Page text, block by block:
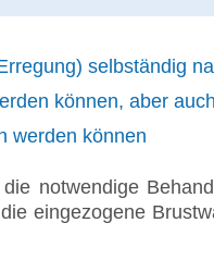
selbständig
können, aber
werden können
notwendige
eingezogene